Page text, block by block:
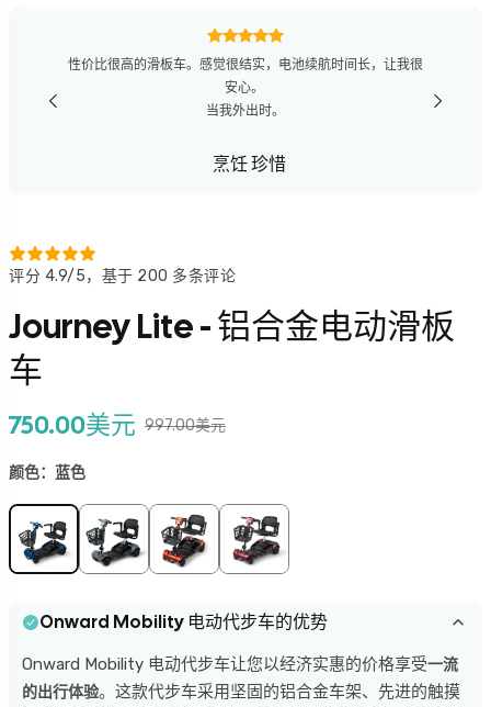
“从始至终体验都很棒。网站帮我轻松比较了各种电动代步车。
我对购买的产品很满意，也很喜欢Onward Mobility的客户服
务。”
利奥·威尔逊
评分 4.9/5，基于 200 多条评论
Journey Lite - 铝合金电动滑板
车
750.00美元 997.00美元
颜色： 蓝色
蓝色的 灰色的 橙子 红色的
Onward Mobility 电动代步车的优势
Onward Mobility 电动代步车让您以经济实惠的价格享受一流
的出行体验。这款代步车采用坚固的铝合金车架、先进的触摸